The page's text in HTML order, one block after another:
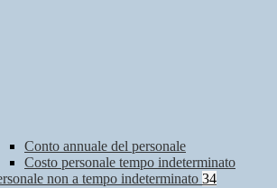
Conto annuale del personale
Costo personale tempo indeterminato
non a tempo indeterminato 34